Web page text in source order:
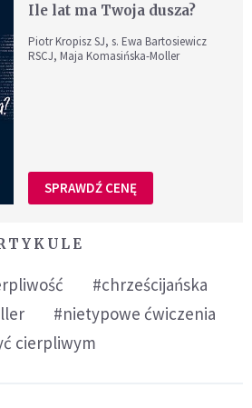
Ile lat ma Twoja dusza?
Piotr Kropisz SJ, s. Ewa Bartosiewicz
RSCJ, Maja Komasińska-Moller
SPRAWDŹ CENĘ
#chrześcijańska
#nietypowe ćwiczenia
cierpliwym